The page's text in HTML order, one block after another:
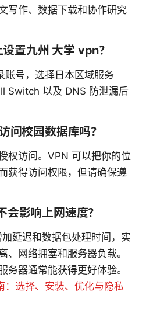
写作、数据下载和协作研究
置九州 大学 vpn？
账号，选择日本区域服务
Switch 以及 DNS 防泄漏后
问校园数据库吗？
权访问。VPN 可以把你的位
获得访问权限，但请确保遵
影响上网速度？
延迟和数据包处理时间，实
、网络拥塞和服务器负载。
务器通常能获得更好体验。
：选择、安装、优化与隐私